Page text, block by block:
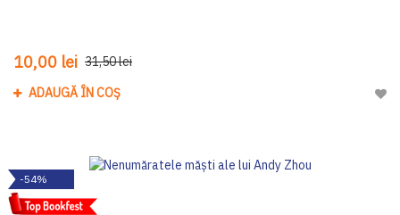
10,00 lei 31,50 lei
ADAUGĂ ÎN COȘ
-54%